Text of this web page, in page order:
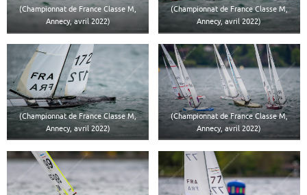
(Championnat de France Classe M,
Annecy, avril 2022)
(Championnat de France Classe M,
Annecy, avril 2022)
(Championnat de France Classe M,
Annecy, avril 2022)
(Championnat de France Classe M,
Annecy, avril 2022)